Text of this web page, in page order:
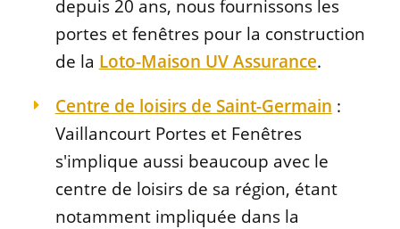
depuis 20 ans, nous fournissons les
portes et fenêtres pour la construction
de la Loto-Maison UV Assurance.
Centre de loisirs de Saint-Germain :
Vaillancourt Portes et Fenêtres
s'implique aussi beaucoup avec le
centre de loisirs de sa région, étant
notamment impliquée dans la